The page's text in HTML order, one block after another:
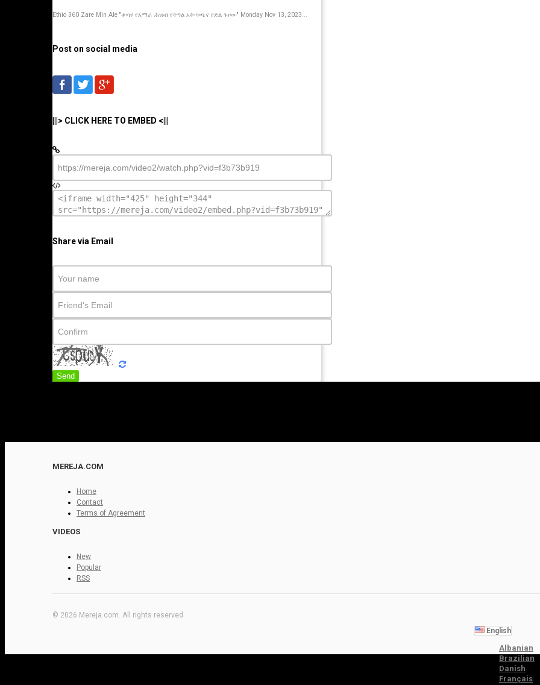
Ethio 360 Zare Min Ale ''ቀጣዩ የአማራ ሕዝብ የትግል አቅጣጫና የድል ጉዞው'' Monday Nov 13, 2023...
Post on social media
|||> CLICK HERE TO EMBED <|||
Share via Email
Send
MEREJA.COM
Home
Contact
Terms of Agreement
VIDEOS
New
Popular
RSS
© 2026 Mereja.com. All rights reserved
English
Albanian
Brazilian
Danish
Français